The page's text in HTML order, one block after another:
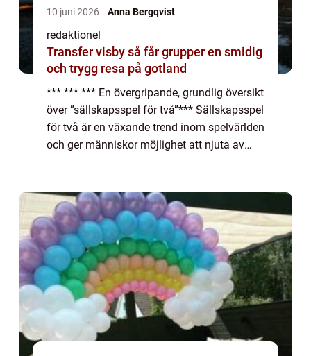
10 juni 2026 Anna Bergqvist
redaktionel
Transfer visby så får grupper en smidig
och trygg resa på gotland
*** *** *** En övergripande, grundlig översikt
över ”sällskapsspel för två”*** Sällskapsspel
för två är en växande trend inom spelvärlden
och ger människor möjlighet att njuta av